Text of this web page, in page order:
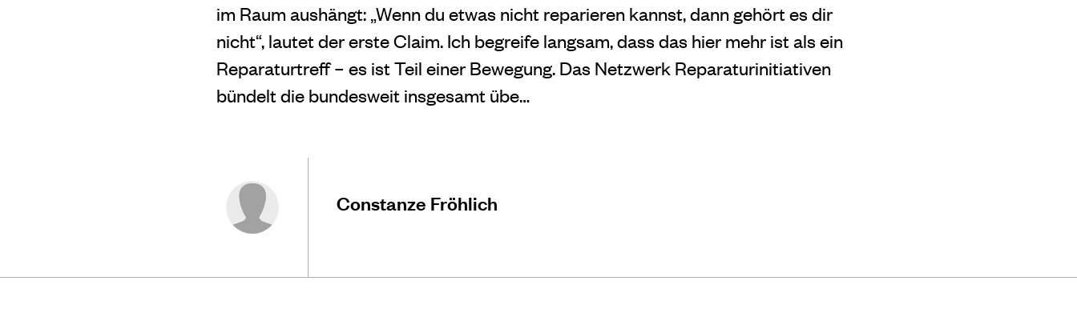
im Raum aushängt: „Wenn du etwas nicht reparieren kannst, dann gehört es dir
nicht“, lautet der erste Claim. Ich begreife langsam, dass das hier mehr ist als ein
Reparaturtreff – es ist Teil einer Bewegung. Das Netzwerk Reparaturinitiativen
bündelt die bundesweit insgesamt übe…
Constanze Fröhlich